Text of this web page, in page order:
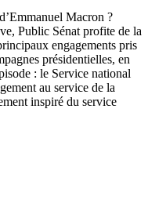
Macron ?
Public Sénat profite de la
engagements pris
présidentielles, en
: le Service national
au service de la
inspiré du service